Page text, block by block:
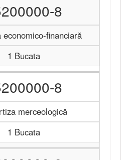
8
economico-financiară
1 Bucata
8
merceologică
1 Bucata